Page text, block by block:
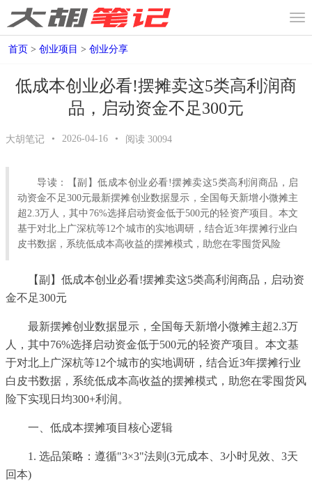
首页 > 创业项目 > 创业分享
低成本创业必看!摆摊卖这5类高利润商
品，启动资金不足300元
大胡笔记 • 2026-04-16 • 阅读 30094
导读：【副】低成本创业必看!摆摊卖这5类高利润商品，启
动资金不足300元最新摆摊创业数据显示，全国每天新增小微摊主
超2.3万人，其中76%选择启动资金低于500元的轻资产项目。本文
基于对北上广深杭等12个城市的实地调研，结合近3年摆摊行业白
皮书数据，系统低成本高收益的摆摊模式，助您在零囤货风险
【副】低成本创业必看!摆摊卖这5类高利润商品，启动资
金不足300元
最新摆摊创业数据显示，全国每天新增小微摊主超2.3万
人，其中76%选择启动资金低于500元的轻资产项目。本文基
于对北上广深杭等12个城市的实地调研，结合近3年摆摊行业
白皮书数据，系统低成本高收益的摆摊模式，助您在零囤货风
险下实现日均300+利润。
一、低成本摆摊项目核心逻辑
1. 选品策略：遵循"3×3"法则(3元成本、3小时见效、3天
回本)